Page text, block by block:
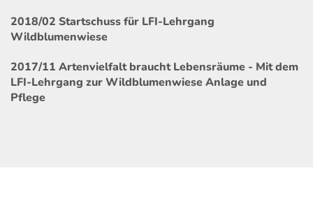
2018/02 Startschuss für LFI-Lehrgang
Wildblumenwiese
2017/11 Artenvielfalt braucht Lebensräume - Mit dem
LFI-Lehrgang zur Wildblumenwiese Anlage und
Pflege